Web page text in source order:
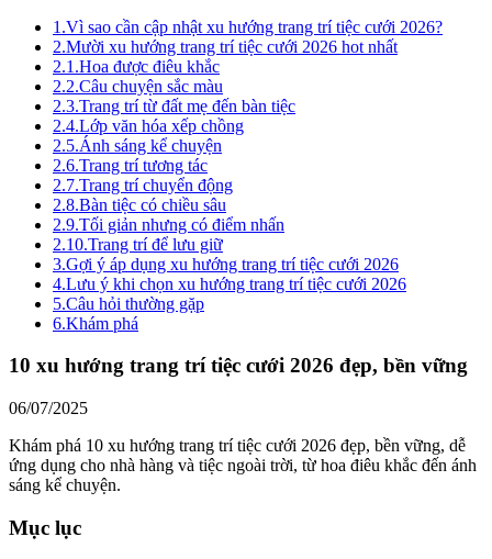
1.Vì sao cần cập nhật xu hướng trang trí tiệc cưới 2026?
2.Mười xu hướng trang trí tiệc cưới 2026 hot nhất
2.1.Hoa được điêu khắc
2.2.Câu chuyện sắc màu
2.3.Trang trí từ đất mẹ đến bàn tiệc
2.4.Lớp văn hóa xếp chồng
2.5.Ánh sáng kể chuyện
2.6.Trang trí tương tác
2.7.Trang trí chuyển động
2.8.Bàn tiệc có chiều sâu
2.9.Tối giản nhưng có điểm nhấn
2.10.Trang trí để lưu giữ
3.Gợi ý áp dụng xu hướng trang trí tiệc cưới 2026
4.Lưu ý khi chọn xu hướng trang trí tiệc cưới 2026
5.Câu hỏi thường gặp
6.Khám phá
10 xu hướng trang trí tiệc cưới 2026 đẹp, bền vững
06/07/2025
Khám phá 10 xu hướng trang trí tiệc cưới 2026 đẹp, bền vững, dễ
ứng dụng cho nhà hàng và tiệc ngoài trời, từ hoa điêu khắc đến ánh
sáng kể chuyện.
Mục lục